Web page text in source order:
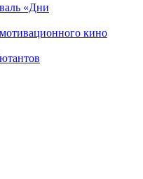
«Дни
кино